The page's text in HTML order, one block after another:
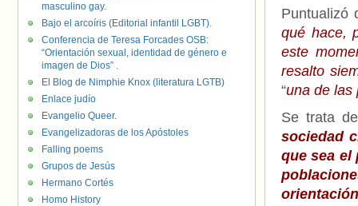
Puntualizó
qué hace,
este
resalto
“una de las
Se trata
sociedad
que sea el
masculino gay.
Bajo el arcoíris (Editorial infantil LGBT).
Conferencia de Teresa Forcades OSB:
“Orientación sexual, identidad de género e
imagen de Dios” .
El Blog de Nimphie Knox (literatura LGTB)
Enlace judío
Evangelio Queer.
Evangelizadoras de los Apóstoles
Falling poems
Grupos de Jesús
Hermano Cortés
Homo History